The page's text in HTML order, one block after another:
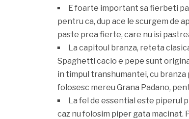
E foarte important sa fierbeti
pentru ca, dup ace le scurgem de
paste prea fierte, care nu isi
La capitoul branza, reteta
Spaghetti cacio e pepe sunt
in timpul transhumantei, cu branza
folosesc mereu Grana Padano,
La fel de essential este piperul
caz nu folosim piper gata macinat.